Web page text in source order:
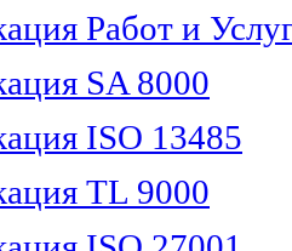
Работ и
SA 8000
ISO 13485
TL 9000